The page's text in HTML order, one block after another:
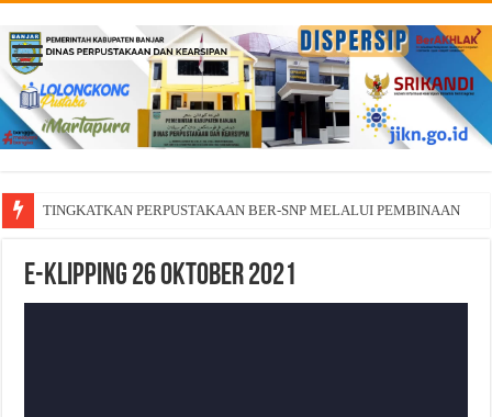
TINGKATKAN PERPUSTAKAAN BER-SNP MELALUI PEMBINAAN
E-Klipping 26 Oktober 2021